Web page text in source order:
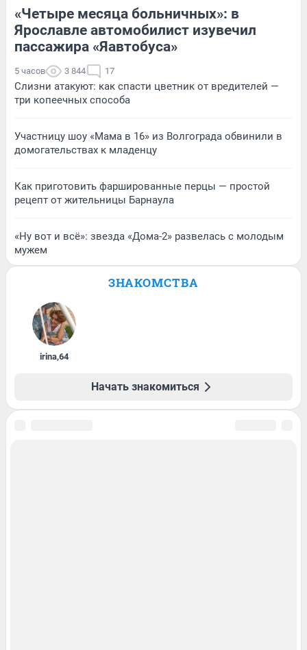
«Четыре месяца больничных»: в
Ярославле автомобилист изувечил
пассажира «Яавтобуса»
5 часов 3 844 17
Слизни атакуют: как спасти цветник от вредителей —
три копеечных способа
Участницу шоу «Мама в 16» из Волгограда обвинили в
домогательствах к младенцу
Как приготовить фаршированные перцы — простой
рецепт от жительницы Барнаула
«Ну вот и всё»: звезда «Дома-2» развелась с молодым
мужем
ЗНАКОМСТВА
irina,64
Начать знакомиться